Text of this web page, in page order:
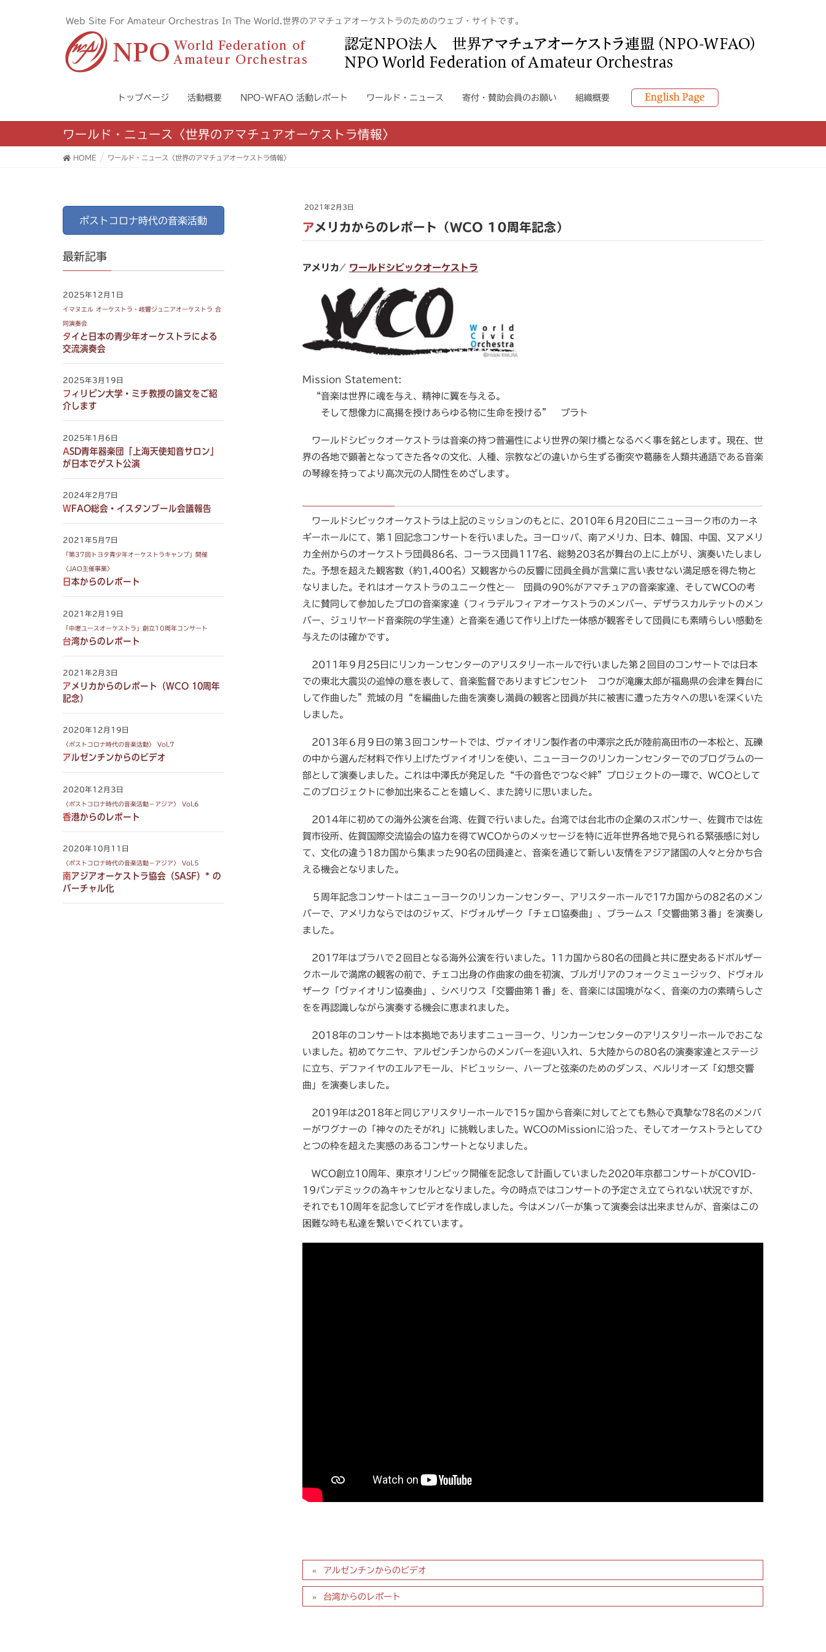
Web Site For Amateur Orchestras In The World.世界のアマチュアオーケストラのためのウェブ・サイトです。
トップページ 活動概要 NPO-WFAO 活動レポート ワールド・ニュース 寄付・賛助会員のお願い 組織概要
ワールド・ニュース〈世界のアマチュアオーケストラ情報〉
HOME ワールド・ニュース〈世界のアマチュアオーケストラ情報〉
2021年2月3日
アメリカからのレポート（WCO 10周年記念）
アメリカ ⁄ ワールドシビックオーケストラ
Mission Statement:
“音楽は世界に魂を与え、精神に翼を与える。
そして想像力に高揚を授けあらゆる物に生命を授ける” プラト
ワールドシビックオーケストラは音楽の持つ普遍性により世界の架け橋となるべく事を銘とします。現在、世
界の各地で顕著となってきた各々の文化、人種、宗教などの違いから生ずる衝突や葛藤を人類共通語である音楽
の琴線を持ってより高次元の人間性をめざします。
ワールドシビックオーケストラは上記のミッションのもとに、2010年６月20日にニューヨーク市のカーネ
ギーホールにて、第１回記念コンサートを行いました。ヨーロッパ、南アメリカ、日本、韓国、中国、又アメリ
カ全州からのオーケストラ団員86名、コーラス団員117名、総勢203名が舞台の上に上がり、演奏いたしまし
た。予想を超えた観客数（約1,400名）又観客からの反響に団員全員が言葉に言い表せない満足感を得た物と
なりました。それはオーケストラのユニーク性と― 団員の90％がアマチュアの音楽家達、そしてWCOの考
えに賛同して参加したプロの音楽家達（フィラデルフィアオーケストラのメンバー、デザラスカルテットのメン
バー、ジュリヤード音楽院の学生達）と音楽を通じて作り上げた一体感が観客そして団員にも素晴らしい感動を
与えたのは確かです。
2011年９月25日にリンカーンセンターのアリスタリーホールで行いました第２回目のコンサートでは日本
での東北大震災の追悼の意を表して、音楽監督でありますビンセント コウが滝廉太郎が福島県の会津を舞台に
して作曲した”荒城の月“を編曲した曲を演奏し満員の観客と団員が共に被害に遭った方々への思いを深くいた
しました。
2013年６月９日の第３回コンサートでは、ヴァイオリン製作者の中澤宗之氏が陸前高田市の一本松と、瓦礫
の中から選んだ材料で作り上げたヴァイオリンを使い、ニューヨークのリンカーンセンターでのプログラムの一
部として演奏しました。これは中澤氏が発足した“千の音色でつなぐ絆”プロジェクトの一環で、WCOとして
このプロジェクトに参加出来ることを嬉しく、また誇りに思いました。
2014年に初めての海外公演を台湾、佐賀で行いました。台湾では台北市の企業のスポンサー、佐賀市では佐
賀市役所、佐賀国際交流協会の協力を得てWCOからのメッセージを特に近年世界各地で見られる緊張感に対し
て、文化の違う18カ国から集まった90名の団員達と、音楽を通じて新しい友情をアジア諸国の人々と分かち合
える機会となりました。
５周年記念コンサートはニューヨークのリンカーンセンター、アリスターホールで17カ国からの82名のメン
バーで、アメリカならではのジャズ、ドヴォルザーク「チェロ協奏曲」、ブラームス「交響曲第３番」を演奏し
ました。
2017年はプラハで２回目となる海外公演を行いました。11カ国から80名の団員と共に歴史あるドボルザー
クホールで満席の観客の前で、チェコ出身の作曲家の曲を初演、ブルガリアのフォークミュージック、ドヴォル
ザーク「ヴァイオリン協奏曲」、シベリウス「交響曲第１番」を、音楽には国境がなく、音楽の力の素晴らしさ
をを再認識しながら演奏する機会に恵まれました。
2018年のコンサートは本拠地でありますニューヨーク、リンカーンセンターのアリスタリーホールでおこな
いました。初めてケニヤ、アルゼンチンからのメンバーを迎い入れ、５大陸からの80名の演奏家達とステージ
に立ち、デファイヤのエルアモール、ドビュッシー、ハープと弦楽のためのダンス、ベルリオーズ「幻想交響
曲」を演奏しました。
2019年は2018年と同じアリスタリーホールで15ヶ国から音楽に対してとても熱心で真摯な78名のメンバ
ーがワグナーの「神々のたそがれ」に挑戦しました。WCOのMissionに沿った、そしてオーケストラとしてひ
とつの枠を超えた実感のあるコンサートとなりました。
WCO創立10周年、東京オリンピック開催を記念して計画していました2020年京都コンサートがCOVID-
19パンデミックの為キャンセルとなりました。今の時点ではコンサートの予定さえ立てられない状況ですが、
それでも10周年を記念してビデオを作成しました。今はメンバーが集って演奏会は出来ませんが、音楽はこの
困難な時も私達を繋いでくれています。
アルゼンチンからのビデオ
台湾からのレポート
ポストコロナ時代の音楽活動
最新記事
2025年12月1日
イマヌエル オーケストラ・岐響ジュニアオーケストラ 合
同演奏会
タイと日本の青少年オーケストラによる
交流演奏会
2025年3月19日
フィリピン大学・ミチ教授の論文をご紹
介します
2025年1月6日
ASD青年器楽団「上海天使知音サロン」
が日本でゲスト公演
2024年2月7日
WFAO総会・イスタンブール会議報告
2021年5月7日
「第37回トヨタ青少年オーケストラキャンプ」開催
〈JAO主催事業〉
日本からのレポート
2021年2月19日
「中壢ユースオーケストラ」創立10周年コンサート
台湾からのレポート
2021年2月3日
アメリカからのレポート（WCO 10周年
記念）
2020年12月19日
〈ポストコロナ時代の音楽活動〉 Vol.7
アルゼンチンからのビデオ
2020年12月3日
〈ポストコロナ時代の音楽活動－アジア〉 Vol.6
香港からのレポート
2020年10月11日
〈ポストコロナ時代の音楽活動－アジア〉 Vol.5
南アジアオーケストラ協会（SASF）* の
バーチャル化